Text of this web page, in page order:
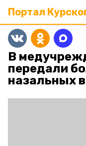
Портал
В
передали
назальных